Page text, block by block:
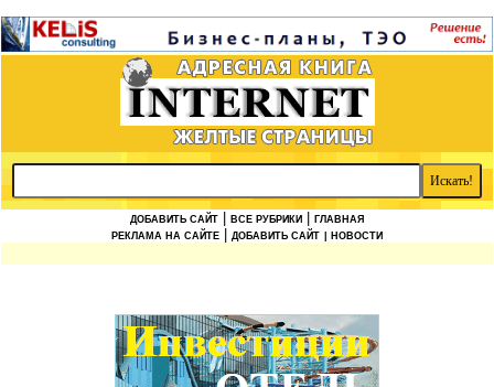
ДОБАВИТЬ САЙТ ВСЕ РУБРИКИ
ГЛАВНАЯ
РЕКЛАМА НА САЙТЕ
ДОБАВИТЬ САЙТ | НОВОСТИ